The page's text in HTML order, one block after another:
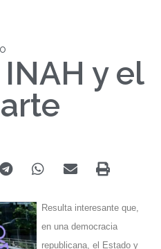
y el
Resulta interesante que,
en una democracia
republicana, el Estado y